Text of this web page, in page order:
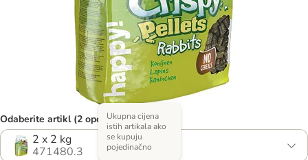
Odaberite artikl (2 opcija)
2 x 2 kg
471480.3
Ukupna cijena
istih artikala ako
se kupuju
pojedinačno